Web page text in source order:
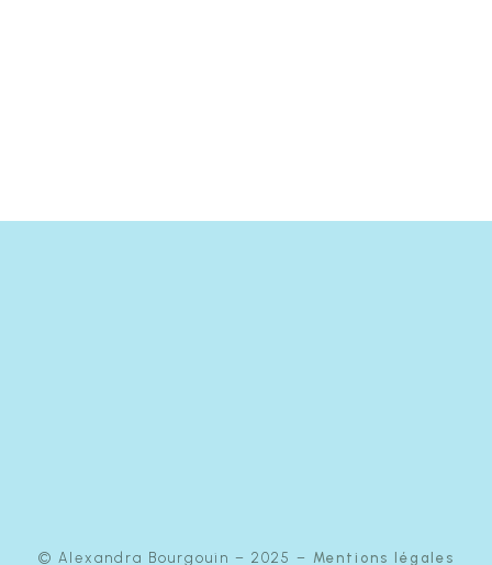
© Alexandra Bourgouin – 2025 – Mentions légales